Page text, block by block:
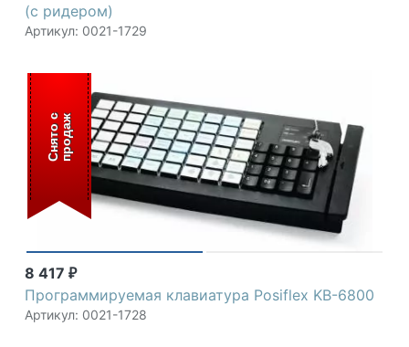
(с ридером)
Артикул: 0021-1729
8 417 ₽
Программируемая клавиатура Posiflex KB-6800
Артикул: 0021-1728
С
н
я
т
о
с
п
р
о
д
аж